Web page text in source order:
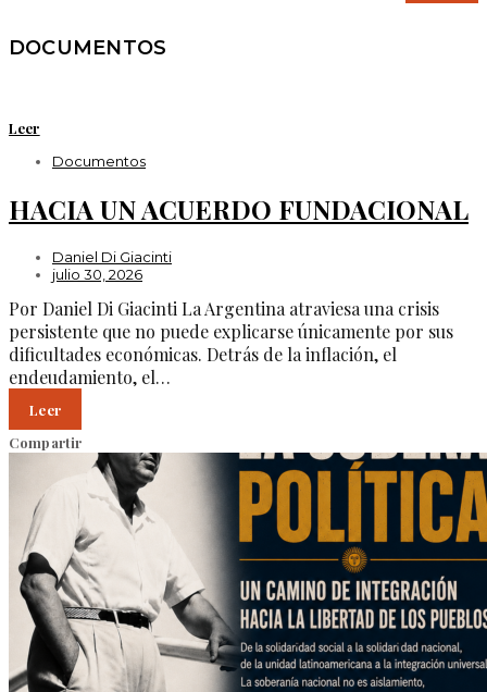
DOCUMENTOS
Leer
Documentos
HACIA UN ACUERDO FUNDACIONAL
Daniel Di Giacinti
julio 30, 2026
Por Daniel Di Giacinti La Argentina atraviesa una crisis
persistente que no puede explicarse únicamente por sus
dificultades económicas. Detrás de la inflación, el
endeudamiento, el…
Leer
Compartir